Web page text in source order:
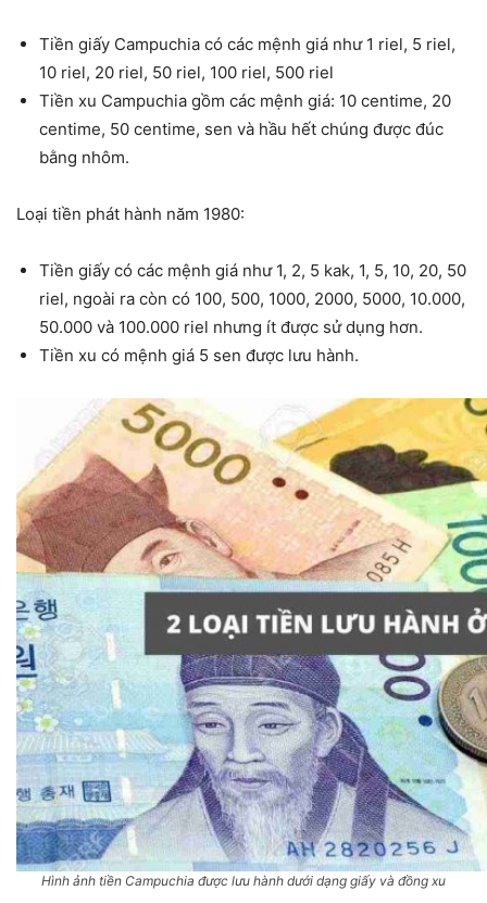
Tiền giấy Campuchia có các mệnh giá như 1 riel, 5 riel,
10 riel, 20 riel, 50 riel, 100 riel, 500 riel
Tiền xu Campuchia gồm các mệnh giá: 10 centime, 20
centime, 50 centime, sen và hầu hết chúng được đúc
bằng nhôm.
Loại tiền phát hành năm 1980:
Tiền giấy có các mệnh giá như 1, 2, 5 kak, 1, 5, 10, 20, 50
riel, ngoài ra còn có 100, 500, 1000, 2000, 5000, 10.000,
50.000 và 100.000 riel nhưng ít được sử dụng hơn.
Tiền xu có mệnh giá 5 sen được lưu hành.
Hình ảnh tiền Campuchia được lưu hành dưới dạng giấy và đồng xu